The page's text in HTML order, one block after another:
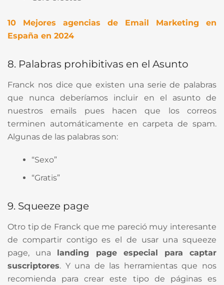
10 Mejores agencias de Email Marketing en
España en 2024
8. Palabras prohibitivas en el Asunto
Franck nos dice que existen una serie de palabras
que nunca deberíamos incluir en el asunto de
nuestros emails pues hacen que los correos
terminen automáticamente en carpeta de spam.
Algunas de las palabras son:
“Sexo”
“Gratis”
9. Squeeze page
Otro tip de Franck que me pareció muy interesante
de compartir contigo es el de usar una squeeze
page, una
landing page especial para captar
suscriptores. Y una de las herramientas que nos
recomienda para crear este tipo de páginas es